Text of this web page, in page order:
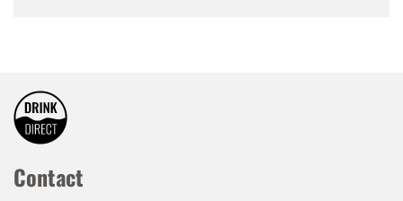
Contact